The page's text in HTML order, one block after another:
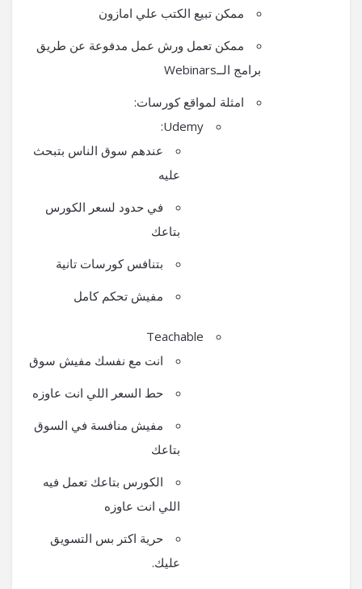
ممكن تبيع الكتب علي امازون
ممكن تعمل ورش عمل مدفوعة عن طريق
برامج الــWebinars
امثلة لمواقع كورسات:
Udemy:
عندهم سوق الناس بتبحث
عليه
في حدود لسعر الكورس
بتاعك
بتنافس كورسات تانية
مفيش تحكم كامل
Teachable
انت مع نفسك مفيش سوق
حط السعر اللي انت عاوزه
مفيش منافسة في السوق
بتاعك
الكورس بتاعك تعمل فيه
اللي انت عاوزه
حرية اكتر بس التسويق
عليك.